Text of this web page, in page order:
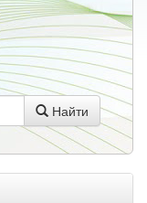
Найти